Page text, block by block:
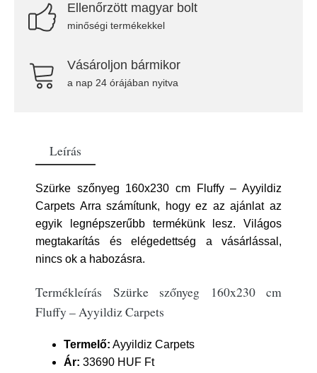
Ellenőrzött magyar bolt
minőségi termékekkel
Vásároljon bármikor
a nap 24 órájában nyitva
Leírás
Szürke szőnyeg 160x230 cm Fluffy – Ayyildiz
Carpets Arra számítunk, hogy ez az ajánlat az
egyik legnépszerűbb termékünk lesz. Világos
megtakarítás és elégedettség a vásárlással,
nincs ok a habozásra.
Termékleírás Szürke szőnyeg 160x230 cm
Fluffy – Ayyildiz Carpets
Termelő: Ayyildiz Carpets
Ár: 33690 HUF Ft